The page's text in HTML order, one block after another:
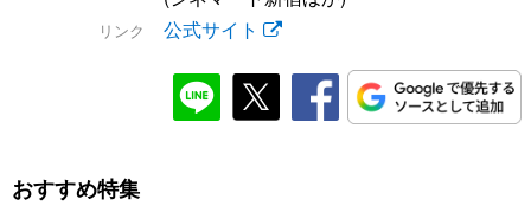
リンク 公式サイト
おすすめ特集